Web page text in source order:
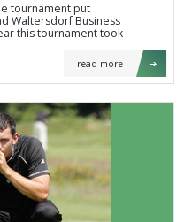
tournament put
Waltersdorf Business
this tournament took
read more